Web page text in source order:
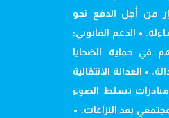
من أجل الدفع نحو
• الدعم القانوني:
في حماية الضحايا
• العدالة الانتقالية
تسلط الضوء
بعد النزاعات. •